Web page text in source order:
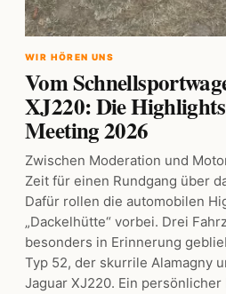
WIR HÖREN UNS
Vom
XJ220: Die
Meeting 2026
Zwischen Moderation und
Zeit für einen Rundgang über
Dafür rollen die automobilen
„Dackelhütte“ vorbei. Drei
besonders in Erinnerung
Typ 52, der skurrile Alamagny
Jaguar XJ220. Ein